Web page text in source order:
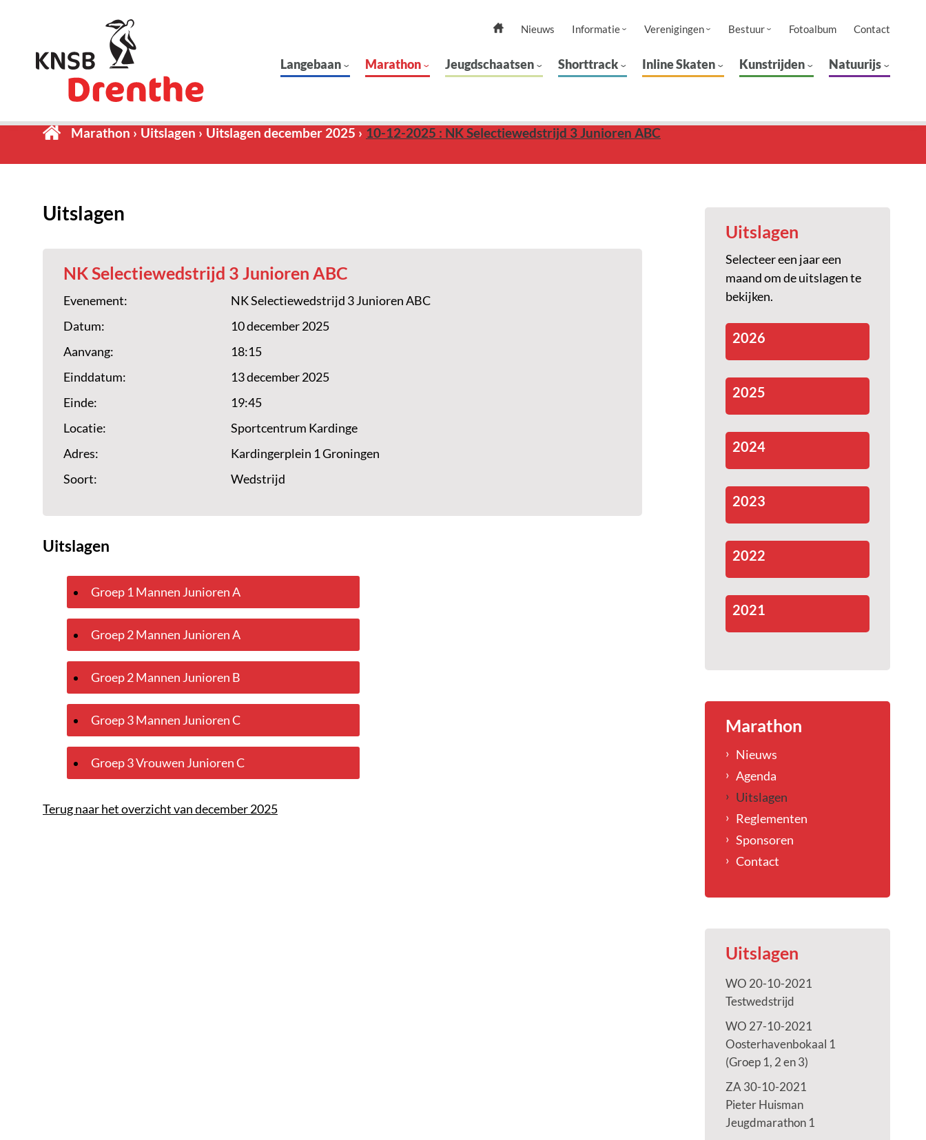
Nieuws Informatie Verenigingen Bestuur Fotoalbum Contact
Langebaan Marathon Jeugdschaatsen Shorttrack Inline Skaten Kunstrijden Natuurijs
Marathon Uitslagen Uitslagen december 2025 10-12-2025 : NK Selectiewedstrijd 3 Junioren ABC
Uitslagen
NK Selectiewedstrijd 3 Junioren ABC
Evenement:
NK Selectiewedstrijd 3 Junioren ABC
Datum:
10 december 2025
Aanvang:
18:15
Einddatum:
13 december 2025
Einde:
19:45
Locatie:
Sportcentrum Kardinge
Adres:
Kardingerplein 1 Groningen
Soort:
Wedstrijd
Uitslagen
Groep 1 Mannen Junioren A
Groep 2 Mannen Junioren A
Groep 2 Mannen Junioren B
Groep 3 Mannen Junioren C
Groep 3 Vrouwen Junioren C
Terug naar het overzicht van december 2025
Uitslagen
Selecteer een jaar een
maand om de uitslagen te
bekijken.
2026
2025
2024
2023
2022
2021
Marathon
Nieuws
Agenda
Uitslagen
Reglementen
Sponsoren
Contact
Uitslagen
WO 20-10-2021
Testwedstrijd
WO 27-10-2021
Oosterhavenbokaal 1
(Groep 1, 2 en 3)
ZA 30-10-2021
Pieter Huisman
Jeugdmarathon 1